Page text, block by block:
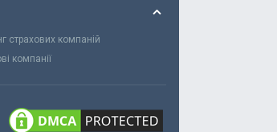
страхових компаній
компанії